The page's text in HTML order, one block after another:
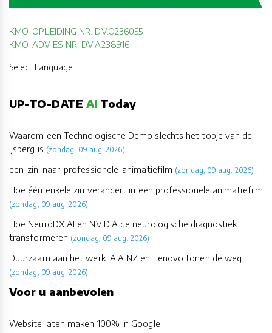
KMO-OPLEIDING NR: DV.O236055
KMO-ADVIES NR: DV.A238916
Select Language
UP-TO-DATE AI Today
Waarom een Technologische Demo slechts het topje van de
ijsberg is (zondag, 09 aug. 2026)
een-zin-naar-professionele-animatiefilm (zondag, 09 aug. 2026)
Hoe één enkele zin verandert in een professionele animatiefilm
(zondag, 09 aug. 2026)
Hoe NeuroDX AI en NVIDIA de neurologische diagnostiek
transformeren (zondag, 09 aug. 2026)
Duurzaam aan het werk: AIA NZ en Lenovo tonen de weg
(zondag, 09 aug. 2026)
Voor u aanbevolen
Website laten maken 100% in Google